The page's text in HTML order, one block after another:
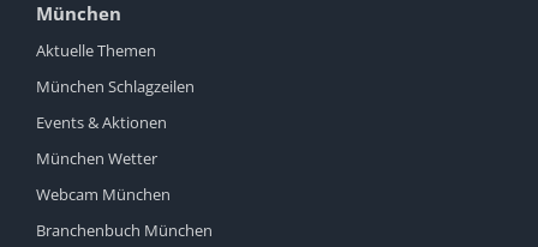
München
Aktuelle Themen
München Schlagzeilen
Events & Aktionen
München Wetter
Webcam München
Branchenbuch München